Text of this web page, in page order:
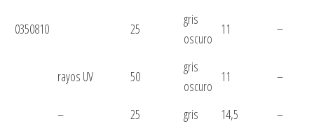
0350810 25
gris
oscuro
11 –
rayos UV 50
gris
oscuro
11 –
– 25 gris 14,5
–